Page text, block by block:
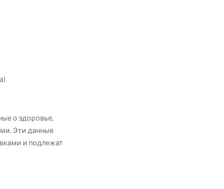
о здоровье,
Эти данные
и подлежат